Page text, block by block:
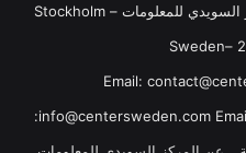
ف
ح
SCI - جميع الحقوق محفوظة للمركز السويدي للمعلومات Stockholm –
Sweden–
‏‎Email:
info@centersweden.com